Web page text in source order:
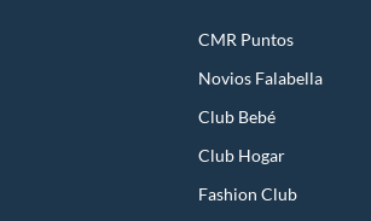
CMR Puntos
Novios Falabella
Club Bebé
Club Hogar
Fashion Club